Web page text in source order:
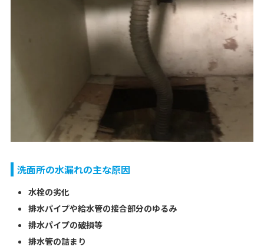
洗面所の水漏れの主な原因
水栓の劣化
排水パイプや給水管の接合部分のゆるみ
排水パイプの破損等
排水管の詰まり